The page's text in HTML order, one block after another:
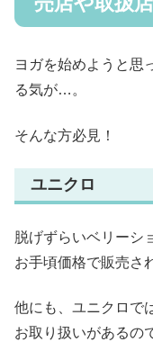
ヨガを始めようと思
る気が…。
そんな方必見！
ユニクロ
脱げずらいベリーシ
お手頃価格で販売さ
他にも、ユニクロで
お取り扱いがあるの